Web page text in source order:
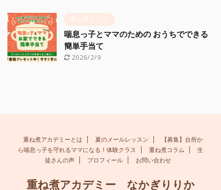
重ね煮コラム
喘息っ子とママのための おうちでできる
簡単手当て
2026/2/9
重ね煮アカデミーとは 夏のメールレッスン
【募集】台所か
ら喘息っ子を守れるママになる！体験クラス
重ね煮コラム
生
徒さんの声
プロフィール お問い合わせ
重ね煮アカデミー なかぎりりか